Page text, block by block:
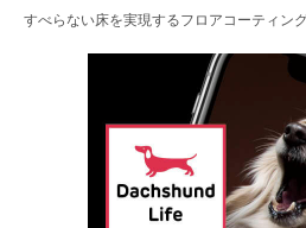
すべらない床を実現するフロアコーティン